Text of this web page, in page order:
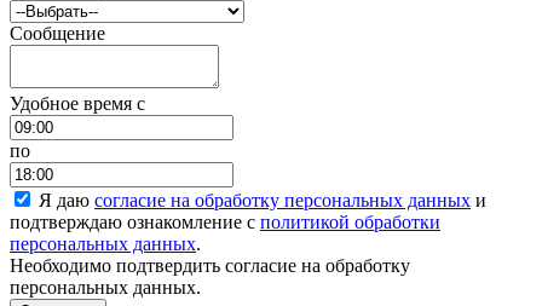
Сообщение
Удобное время c
по
Я даю согласие на обработку персональных данных и
подтверждаю ознакомление с политикой обработки
персональных данных.
Необходимо подтвердить согласие на обработку
персональных данных.